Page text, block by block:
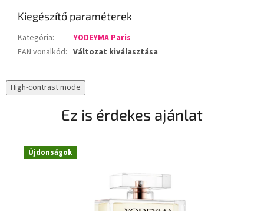
Kiegészítő paraméterek
Kategória:
YODEYMA Paris
EAN vonalkód: Változat kiválasztása
High-contrast mode
Ez is érdekes ajánlat
Újdonságok